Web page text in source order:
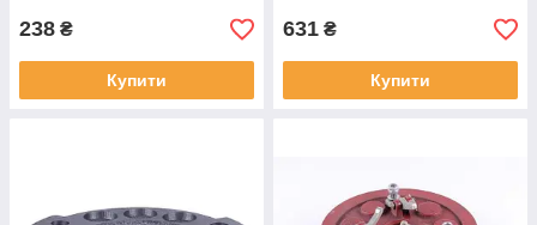
238 ₴
Купити
631 ₴
Купити